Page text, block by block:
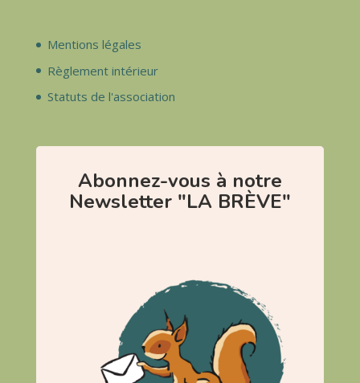
Mentions légales
Règlement intérieur
Statuts de l'association
Abonnez-vous à notre
Newsletter "LA BRÈVE"